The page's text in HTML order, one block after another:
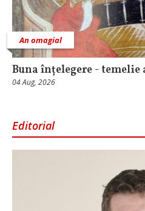
An omagial
Buna înțelegere -
04 Aug, 2026
Editorial